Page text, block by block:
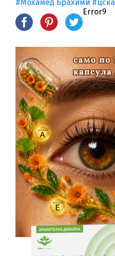
#Мохамед Брахими #цска
Error9